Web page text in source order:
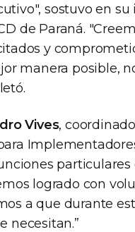
sostuvo en su
de Paraná.
y
manera posible,
Vives,
logrado con
a que durante
necesitan.”